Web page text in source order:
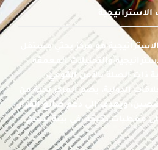
هو مركز بحثي مستقل
والتحليلات المعمقة
ذات الصلة بالأمن القومي،
الدولية، يضم المركز نخبة من
ويهدف إلى دعم صانع القرار
معطيات دقيقة، في بيئة تتسم